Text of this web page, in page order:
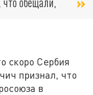
скоро Сербия
признал, что
в